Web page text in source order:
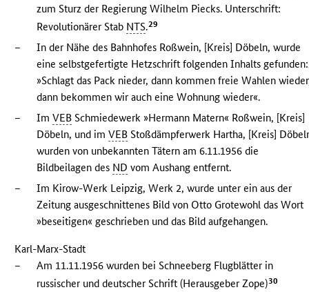
zum Sturz der Regierung Wilhelm Piecks. Unterschrift:
Revolutionärer Stab NTS.29
–
In der Nähe des Bahnhofes Roßwein, [Kreis] Döbeln, wurde
eine selbstgefertigte Hetzschrift folgenden Inhalts gefunden:
»Schlagt das Pack nieder, dann kommen freie Wahlen
dann bekommen wir auch eine Wohnung wieder«.
–
ImVEB Schmiedewerk »Hermann Matern« Roßwein, [Kreis]
Döbeln, und imVEB Stoßdämpferwerk Hartha, [Kreis]
wurden von unbekannten Tätern am 6.11.1956 die
Bildbeilagen des ND vom Aushang entfernt.
–
Im Kirow-Werk Leipzig, Werk 2, wurde unter ein aus der
Zeitung ausgeschnittenes Bild von Otto Grotewohl das Wort
»beseitigen« geschrieben und das Bild aufgehangen.
Karl-Marx-Stadt
–
Am 11.11.1956 wurden bei Schneeberg Flugblätter in
russischer und deutscher Schrift (Herausgeber Zope)30